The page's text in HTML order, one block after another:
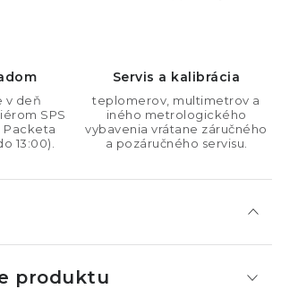
v deň
SPS
Packeta
13:00).
Servis a kalibrácia
teplomerov, multimetrov a
iného metrologického
vybavenia vrátane záručného
a pozáručného servisu.
produktu